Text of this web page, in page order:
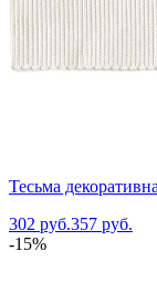
Тесьма
302 руб.357 руб.
-15%